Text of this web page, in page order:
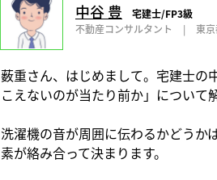
中谷 豊
宅建士/FP3級
不動産コンサルタント
| 東
薮重さん、はじめまして。宅建士の
こえないのが当たり前か」について
洗濯機の音が周囲に伝わるかどうか
素が絡み合って決まります。